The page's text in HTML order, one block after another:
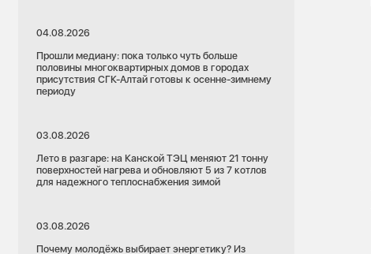
04.08.2026
Прошли медиану: пока только чуть больше
половины многоквартирных домов в городах
присутствия СГК-Алтай готовы к осенне-зимнему
периоду
03.08.2026
Лето в разгаре: на Канской ТЭЦ меняют 21 тонну
поверхностей нагрева и обновляют 5 из 7 котлов
для надежного теплоснабжения зимой
03.08.2026
Почему молодёжь выбирает энергетику? Из